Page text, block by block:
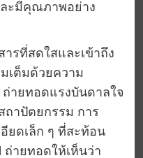
ะมีคุณภาพอย่าง
รที่สดใสและเข้าถึง
เต็มด้วยความ
ายทอดแรงบันดาลใจ
ถาปัตยกรรม การ
ยดเล็ก ๆ ที่สะท้อน
ายทอดให้เห็นว่า